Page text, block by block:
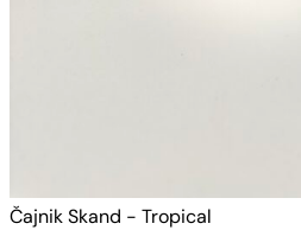
Čajnik Skand - Tropical